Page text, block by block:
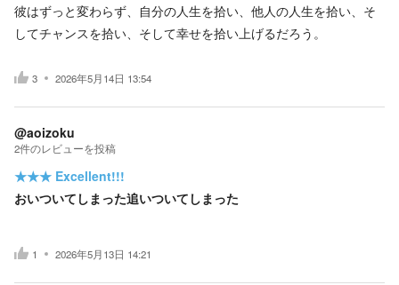
彼はずっと変わらず、自分の人生を拾い、他人の人生を拾い、そ
してチャンスを拾い、そして幸せを拾い上げるだろう。
3 2026年5月14日 13:54
@aoizoku
2件のレビューを投稿
★★★ Excellent!!!
おいついてしまった追いついてしまった
1 2026年5月13日 14:21